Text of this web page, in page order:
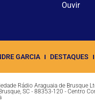
Ouvir
GARCIA DESTAQUES
Rádio Araguaia de Brusque
SC - 88353-120 - Centro